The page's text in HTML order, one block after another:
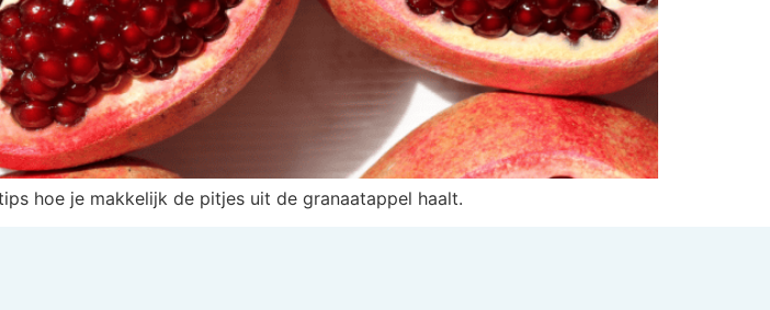
hoe je makkelijk de pitjes uit de granaatappel haalt.